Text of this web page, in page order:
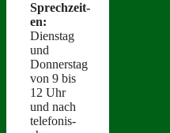
Sprechzeit­
en:
Dien­stag
und
Donnerstag
von 9 bis
12 Uhr
und nach
tele­fonis­